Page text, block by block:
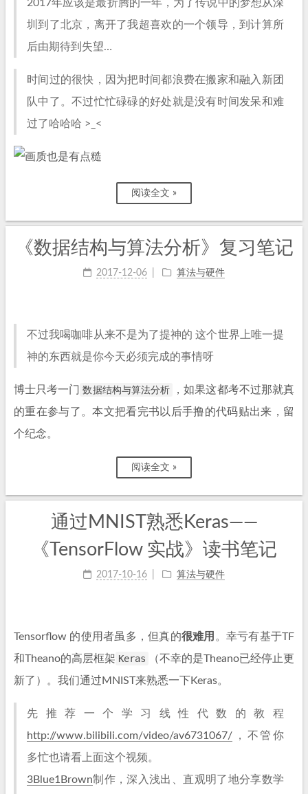
2017年应该是最折腾的一年，为了传说中的梦想从深
圳到了北京，离开了我超喜欢的一个领导，到计算所
后由期待到失望…
时间过的很快，因为把时间都浪费在搬家和融入新团
队中了。不过忙忙碌碌的好处就是没有时间发呆和难
过了哈哈哈 >_<
阅读全文 »
《数据结构与算法分析》复习笔记
2017-12-06 算法与硬件
不过我喝咖啡从来不是为了提神的 这个世界上唯一提
神的东西就是你今天必须完成的事情呀
博士只考一门 数据结构与算法分析
，如果这都考不过那就真
的重在参与了。本文把看完书以后手撸的代码贴出来，留
个纪念。
阅读全文 »
通过MNIST熟悉Keras——
《TensorFlow 实战》读书笔记
2017-10-16 算法与硬件
Tensorflow 的使用者虽多，但真的很难用 。幸亏有基于TF
和Theano的高层框架 Keras
（不幸的是Theano已经停止更
新了）。我们通过MNIST来熟悉一下Keras。
先推荐一个学习线性代数的教程
http://www.bilibili.com/video/av6731067/ ，不管你
多忙也请看上面这个视频。
3Blue1Brown制作，深入浅出、直观明了地分享数学